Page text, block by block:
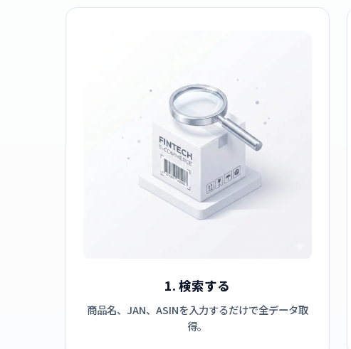
1. 検索する
商品名、JAN、ASINを入力するだけで全データ取
得。